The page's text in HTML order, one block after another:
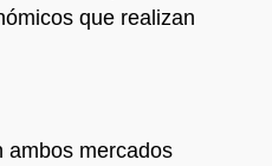
que realizan
ambos mercados